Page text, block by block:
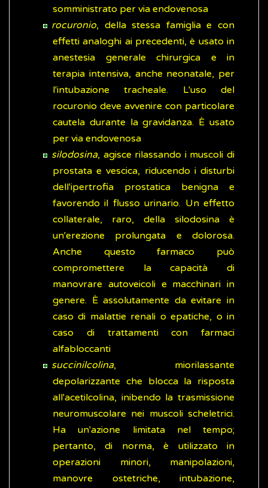
somministrato per via endovenosa
rocuronio, della stessa famiglia e con
effetti analoghi ai precedenti, è usato in
anestesia generale chirurgica e in
terapia intensiva, anche neonatale, per
l'intubazione tracheale. L'uso del
rocuronio deve avvenire con particolare
cautela durante la gravidanza. È usato
per via endovenosa
silodosina, agisce rilassando i muscoli di
prostata e vescica, riducendo i disturbi
dell'ipertrofia prostatica benigna e
favorendo il flusso urinario. Un effetto
collaterale, raro, della silodosina è
un'erezione prolungata e dolorosa.
Anche questo farmaco può
compromettere la capacità di
manovrare autoveicoli e macchinari in
genere. È assolutamente da evitare in
caso di malattie renali o epatiche, o in
caso di trattamenti con farmaci
alfabloccanti
succinilcolina, miorilassante
depolarizzante che blocca la risposta
all'acetilcolina, inibendo la trasmissione
neuromuscolare nei muscoli scheletrici.
Ha un'azione limitata nel tempo;
pertanto, di norma, è utilizzato in
operazioni minori, manipolazioni,
manovre ostetriche, intubazione,